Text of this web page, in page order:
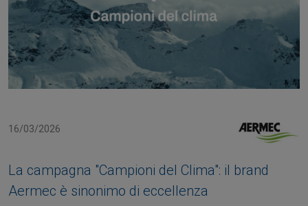
16/03/2026
La campagna "Campioni del Clima": il brand
Aermec è sinonimo di eccellenza